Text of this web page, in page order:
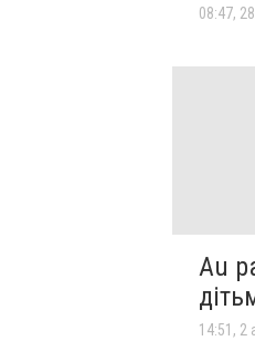
08:47,
Au
14:51, 2